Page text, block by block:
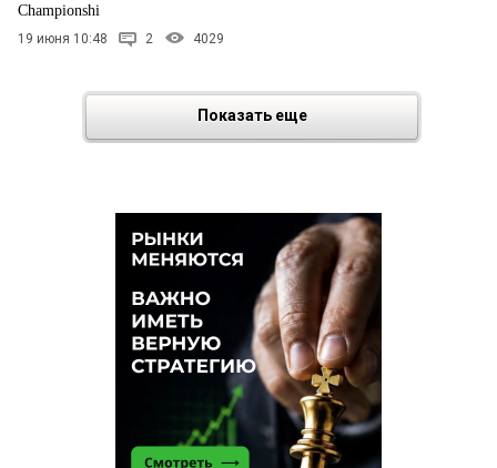
Championshi
19 июня 10:48 2 4029
Показать еще